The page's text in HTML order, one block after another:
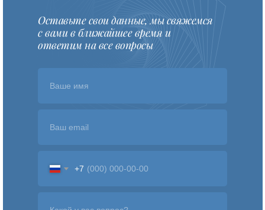
Ваше имя
Ваш email
+7
Оставьте свои данные, мы свяжемся
с вами в ближайшее время и
ответим на все вопросы